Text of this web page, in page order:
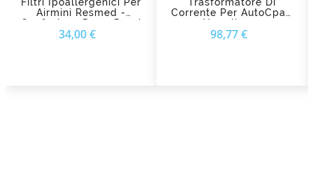
Airmini Resmed -
Confezione Da 12 Pezzi
34,00 €
Corrente Per AutoCpap
Yuwell 450
98,77 €